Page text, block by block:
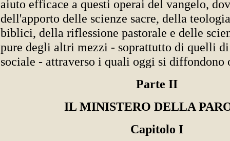
aiuto efficace a questi operai del vangelo,
dell'apporto delle scienze sacre, della
biblici, della riflessione pastorale e delle
pure degli altri mezzi - soprattutto di quelli
sociale - attraverso i quali oggi si diffondono
Parte II
IL MINISTERO DELLA
Capitolo I